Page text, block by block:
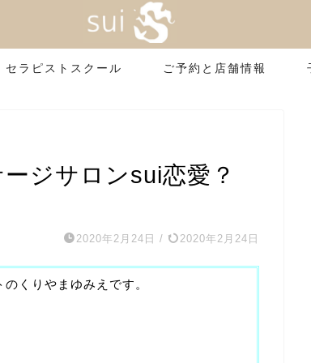
セラピストスクール ご予約と店舗情報
ジサロンsui恋愛？
2020年2月24日 / 2020年2月24日
くりやまゆみえです。